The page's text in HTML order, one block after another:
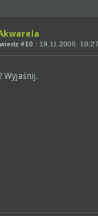
#10 : 19.11.2008,
Wyjaśnij.